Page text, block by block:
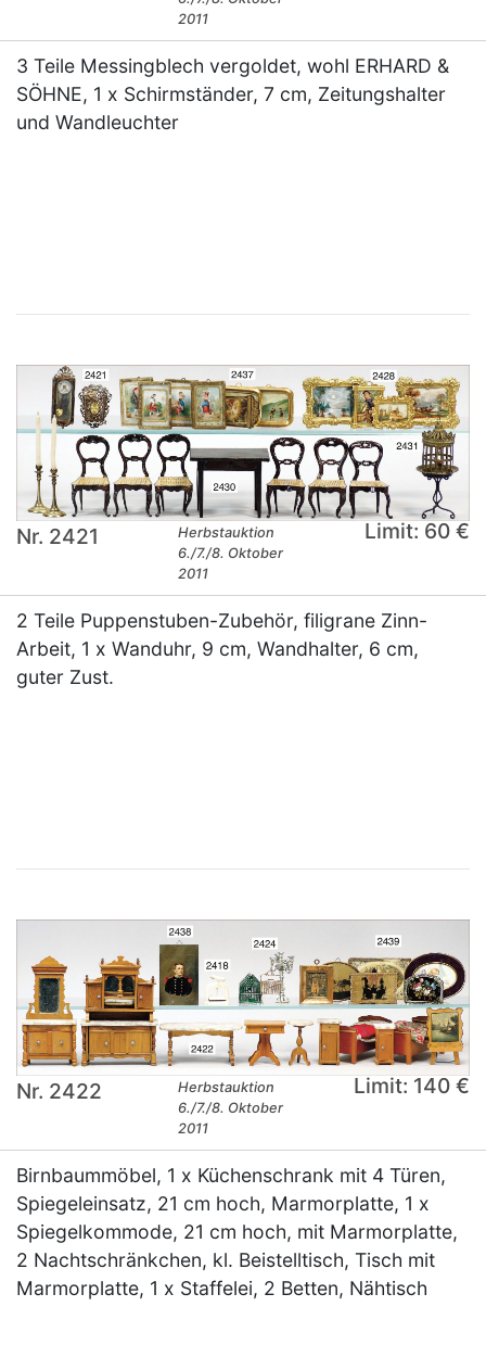
2011
3 Teile Messingblech vergoldet, wohl ERHARD &
SÖHNE, 1 x Schirmständer, 7 cm, Zeitungshalter
und Wandleuchter
Nr. 2421
Herbstauktion
6./7./8. Oktober
2011
Limit: 60 €
2 Teile Puppenstuben-Zubehör, filigrane Zinn-
Arbeit, 1 x Wanduhr, 9 cm, Wandhalter, 6 cm,
guter Zust.
Nr. 2422
Herbstauktion
6./7./8. Oktober
2011
Limit: 140 €
Birnbaummöbel, 1 x Küchenschrank mit 4 Türen,
Spiegeleinsatz, 21 cm hoch, Marmorplatte, 1 x
Spiegelkommode, 21 cm hoch, mit Marmorplatte,
2 Nachtschränkchen, kl. Beistelltisch, Tisch mit
Marmorplatte, 1 x Staffelei, 2 Betten, Nähtisch